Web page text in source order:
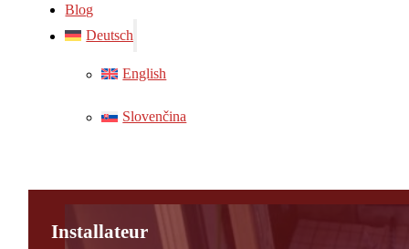
Blog
Deutsch
English
Slovenčina
Installateur